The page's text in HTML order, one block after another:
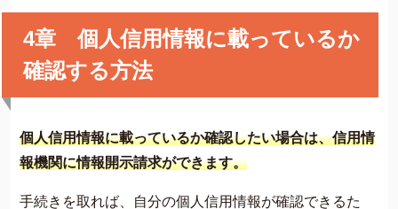
4章 個人信用情報に載っているか
確認する方法
個人信用情報に載っているか確認したい場合は、信用情
報機関に情報開示請求ができます。
手続きを取れば、自分の個人信用情報が確認できるた